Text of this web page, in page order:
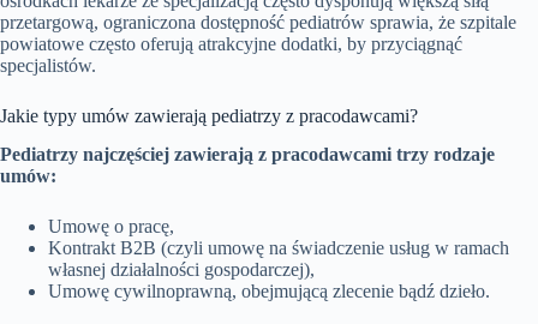
przetargową, ograniczona dostępność pediatrów sprawia, że szpitale
powiatowe często oferują atrakcyjne dodatki, by przyciągnąć
specjalistów.
Jakie typy umów zawierają pediatrzy z pracodawcami?
Pediatrzy najczęściej zawierają z pracodawcami trzy rodzaje
umów:
Umowę o pracę,
Kontrakt B2B (czyli umowę na świadczenie usług w ramach
własnej działalności gospodarczej),
Umowę cywilnoprawną, obejmującą zlecenie bądź dzieło.